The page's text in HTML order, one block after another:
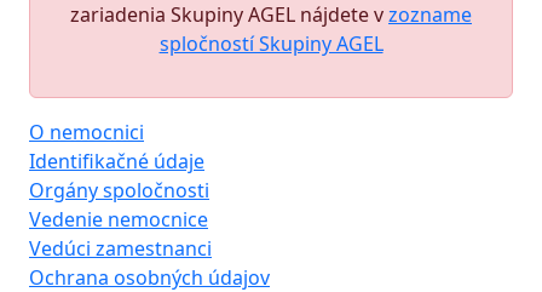
zariadenia Skupiny AGEL nájdete vzozname
spločností Skupiny AGEL
O nemocnici
Identifikačné údaje
Orgány spoločnosti
Vedenie nemocnice
Vedúci zamestnanci
Ochrana osobných údajov